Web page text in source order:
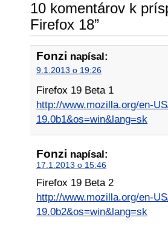
10 komentárov k
Firefox 18”
Fonzi napísal:
9.1.2013 o 19:26
Firefox 19 Beta 1
http://www.mozilla.org/en-
19.0b1&os=win&lang=sk
Fonzi napísal:
17.1.2013 o 15:46
Firefox 19 Beta 2
http://www.mozilla.org/en-
19.0b2&os=win&lang=sk